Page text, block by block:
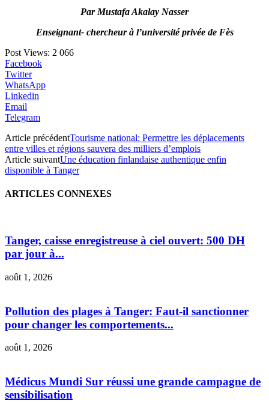
Par Mustafa Akalay Nasser
Enseignant- chercheur à l’université privée de Fès
Post Views: 2 066
Facebook
Twitter
WhatsApp
Linkedin
Email
Telegram
Article précédentTourisme national: Permettre les déplacements
entre villes et régions sauvera des milliers d’emplois
Article suivantUne éducation finlandaise authentique enfin
disponible à Tanger
ARTICLES CONNEXES
Tanger, caisse enregistreuse à ciel ouvert: 500 DH
par jour à...
août 1, 2026
Pollution des plages à Tanger: Faut-il sanctionner
pour changer les comportements...
août 1, 2026
Médicus Mundi Sur réussi une grande campagne de
sensibilisation